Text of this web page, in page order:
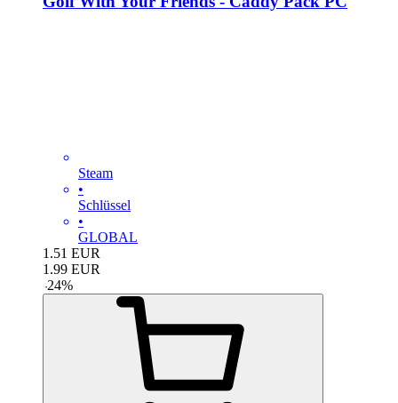
Steam
•
Schlüssel
•
GLOBAL
1.51 EUR
1.99 EUR
-24%